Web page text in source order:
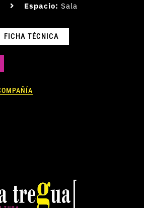
Espacio: Sala
FICHA TÉCNICA